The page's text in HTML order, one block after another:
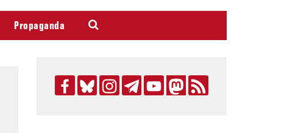
Propaganda